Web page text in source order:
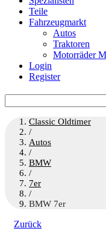
Teile
Fahrzeugmarkt
Autos
Traktoren
Motorräder
Login
Register
nach:
Classic Oldtimer
/
Autos
/
BMW
/
7er
/
BMW 7er
Zurück